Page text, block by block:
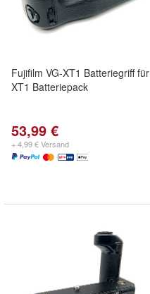
Fujifilm VG-XT1 Batteriegriff für
XT1 Batteriepack
53,99 €
+ 4,99 € Versand